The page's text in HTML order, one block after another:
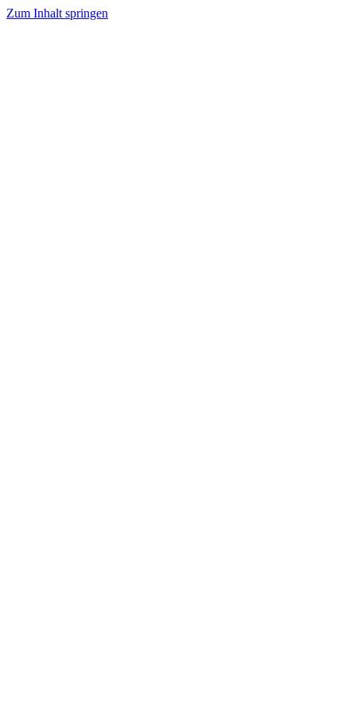
Zum Inhalt springen